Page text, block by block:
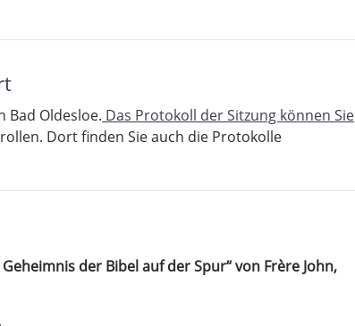
Bad Oldesloe. Das Protokoll der Sitzung können Sie
Dort finden Sie auch die Protokolle
der Bibel auf der Spur“ von Frère John,